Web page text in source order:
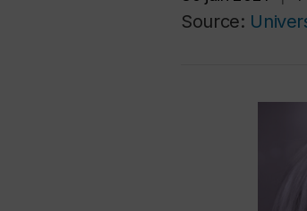
Source: